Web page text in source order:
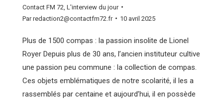
Contact FM 72 L'interview du jour
Parredaction2@contactfm72.fr 10 avril 2025
Plus de 1500 compas : la passion insolite de Lionel
Royer Depuis plus de 30 ans, l’ancien instituteur cultive
une passion peu commune : la collection de compas.
Ces objets emblématiques de notre scolarité, il les a
rassemblés par centaine et aujourd’hui, il en possède